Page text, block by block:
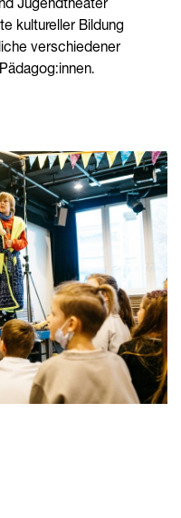
kultureller Bildung
verschiedener